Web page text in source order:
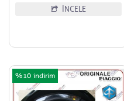
İNCELE
%10